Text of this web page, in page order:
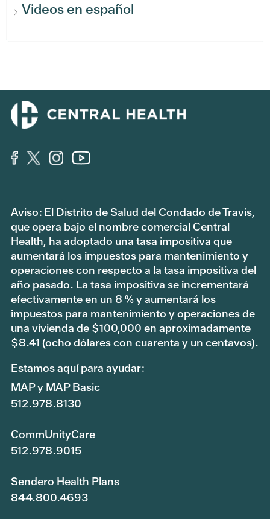
Videos en español
Aviso: El Distrito de Salud del Condado de Travis,
que opera bajo el nombre comercial Central
Health, ha adoptado una tasa impositiva que
aumentará los impuestos para mantenimiento y
operaciones con respecto a la tasa impositiva del
año pasado. La tasa impositiva se incrementará
efectivamente en un 8 % y aumentará los
impuestos para mantenimiento y operaciones de
una vivienda de $100,000 en aproximadamente
$8.41 (ocho dólares con cuarenta y un centavos).
Estamos aquí para ayudar:
MAP y MAP Basic
512.978.8130
CommUnityCare
512.978.9015
Sendero Health Plans
844.800.4693